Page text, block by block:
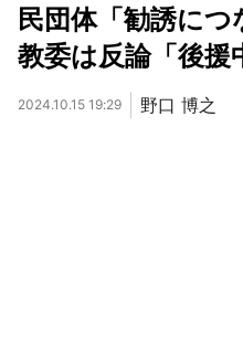
民団体「勧誘に
教委は反論「後援
2024.10.15 19:29 野口 博之